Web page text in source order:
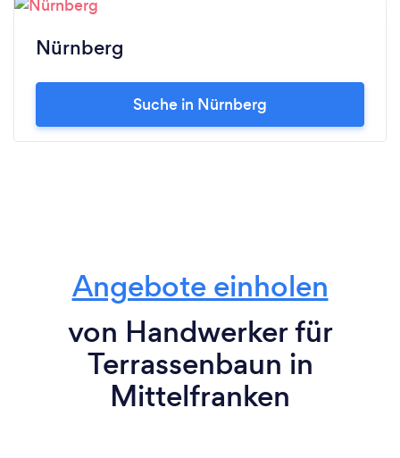
Nürnberg
Suche in Nürnberg
Angebote einholen
von Handwerker für
Terrassenbaun in
Mittelfranken